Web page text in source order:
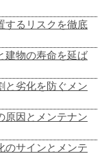
するリスクを徹底
建物の寿命を延ば
と劣化を防ぐメン
原因とメンテナン
のサインとメンテ